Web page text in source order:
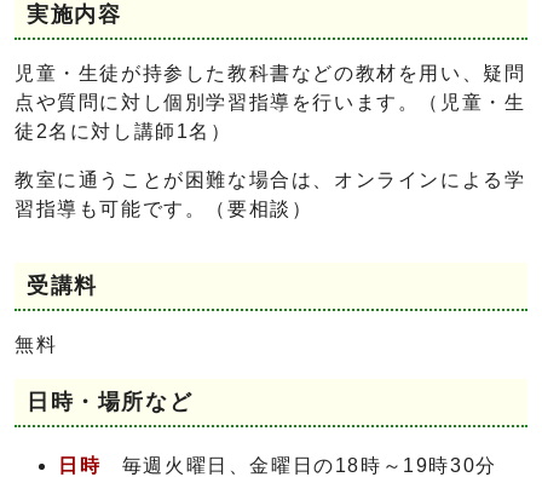
実施内容
児童・生徒が持参した教科書などの教材を用い、疑問
点や質問に対し個別学習指導を行います。（児童・生
徒2名に対し講師1名）
教室に通うことが困難な場合は、オンラインによる学
習指導も可能です。（要相談）
受講料
無料
日時・場所など
日時 毎週火曜日、金曜日の18時～19時30分